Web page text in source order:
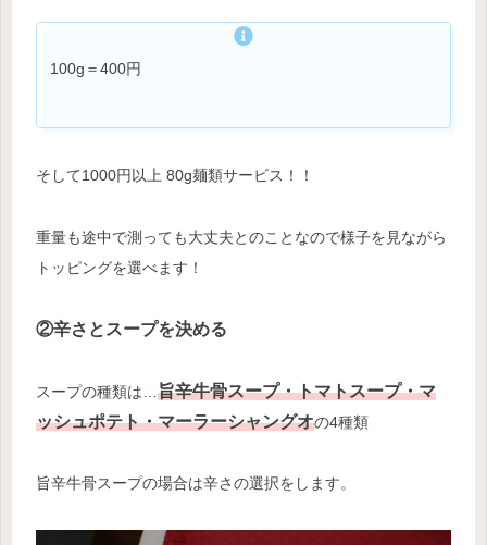
100g＝400円
そして1000円以上 80g麺類サービス！！
重量も途中で測っても大丈夫とのことなので様子を見ながら
トッピングを選べます！
②辛さとスープを決める
スープの種類は… 旨辛牛骨スープ・トマトスープ・マ
ッシュポテト・マーラーシャングオの4種類
旨辛牛骨スープの場合は辛さの選択をします。